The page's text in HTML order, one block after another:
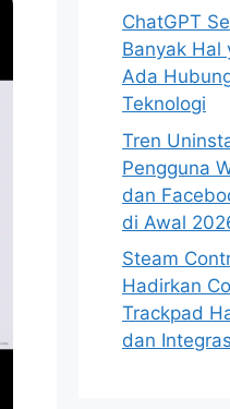
ChatGPT
Banyak Hal
Ada
Teknologi
Tren
Pengguna
dan
di Awal
Steam
Hadirkan
Trackpad
dan